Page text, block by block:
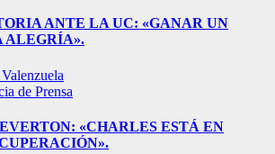
ANTE LA UC: «GANAR UN
ALEGRÍA».
de Prensa
«CHARLES ESTÁ EN